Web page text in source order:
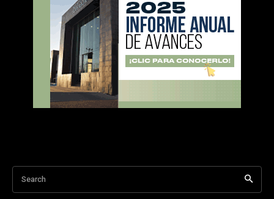
Search